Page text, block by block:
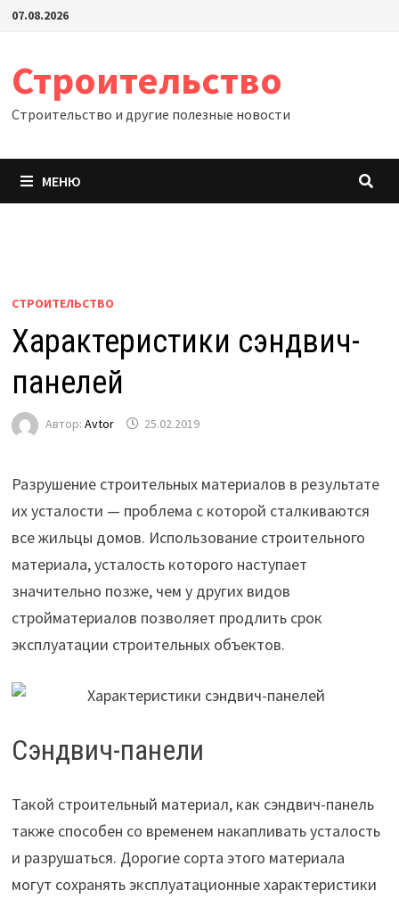
Перейти
07.08.2026
Строительство
Строительство и другие полезные новости
МЕНЮ
СТРОИТЕЛЬСТВО
Характеристики сэндвич-
панелей
Автор: Avtor 25.02.2019
Разрушение строительных материалов в результате
их усталости — проблема с которой сталкиваются
все жильцы домов. Использование строительного
материала, усталость которого наступает
значительно позже, чем у других видов
стройматериалов позволяет продлить срок
эксплуатации строительных объектов.
Сэндвич-панели
Такой строительный материал, как сэндвич-панель
также способен со временем накапливать усталость
и разрушаться. Дорогие сорта этого материала
могут сохранять эксплуатационные характеристики